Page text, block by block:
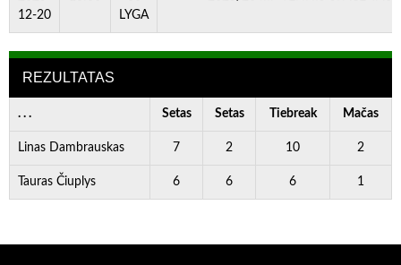
12-20
LYGA
REZULTATAS
. . . Setas Setas Tiebreak Mačas
Linas Dambrauskas 7 2 10 2
Tauras Čiuplys 6 6 6 1